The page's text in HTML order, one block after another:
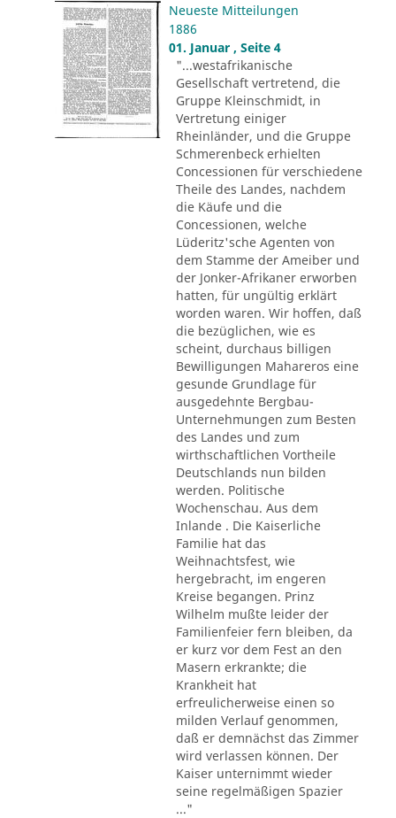
Neueste Mitteilungen
1886
01. Januar , Seite 4
"...westafrikanische
Gesellschaft vertretend, die
Gruppe Kleinschmidt, in
Vertretung einiger
Rheinländer, und die Gruppe
Schmerenbeck erhielten
Concessionen für verschiedene
Theile des Landes, nachdem
die Käufe und die
Concessionen, welche
Lüderitz'sche Agenten von
dem Stamme der Ameiber und
der Jonker-Afrikaner erworben
hatten, für ungültig erklärt
worden waren. Wir hoffen, daß
die bezüglichen, wie es
scheint, durchaus billigen
Bewilligungen Mahareros eine
gesunde Grundlage für
ausgedehnte Bergbau-
Unternehmungen zum Besten
des Landes und zum
wirthschaftlichen Vortheile
Deutschlands nun bilden
werden. Politische
Wochenschau. Aus dem
Inlande . Die Kaiserliche
Familie hat das
Weihnachtsfest, wie
hergebracht, im engeren
Kreise begangen. Prinz
Wilhelm mußte leider der
Familienfeier fern bleiben, da
er kurz vor dem Fest an den
Masern erkrankte; die
Krankheit hat
erfreulicherweise einen so
milden Verlauf genommen,
daß er demnächst das Zimmer
wird verlassen können. Der
Kaiser unternimmt wieder
seine regelmäßigen Spazier
..."